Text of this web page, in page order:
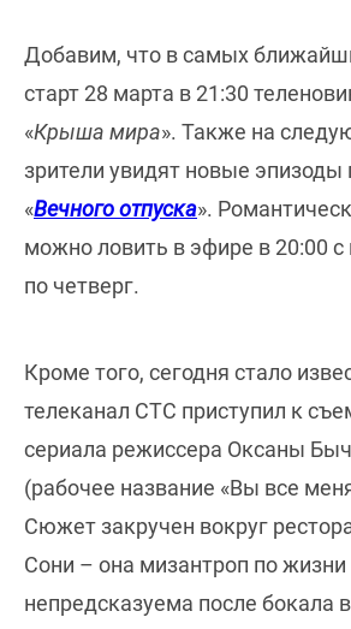
Добавим, что в самых
старт 28 марта в 21:30
«Крыша мира». Также на
зрители увидят новые
«Вечного отпуска».
можно ловить в эфире в 20:00 с
по четверг.
Кроме того, сегодня стало
телеканал СТС приступил к
сериала режиссера Оксаны
(рабочее название «Вы все
Сюжет закручен вокруг
Сони – она мизантроп по жизни
непредсказуема после бокала